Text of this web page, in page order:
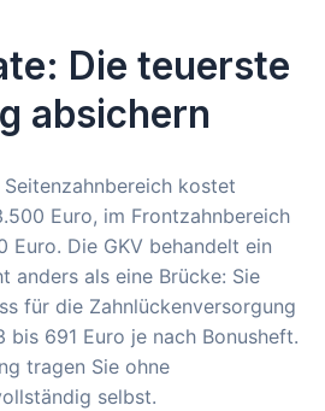
Die teuerste
absichern
kostet
Euro, im Frontzahnbereich
Euro. Die GKV behandelt ein
anders als eine Brücke: Sie
für die Zahnlückenversorgung
bis 691 Euro je nach Bonusheft.
tragen Sie ohne
selbst.